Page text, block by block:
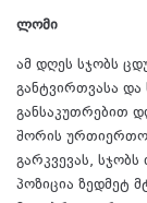
ლომი
ამ დღეს სჯობს
განტვირთვასა
განსაკუთრებით
შორის
გარკვევას,
პოზიცია ზედმეტ